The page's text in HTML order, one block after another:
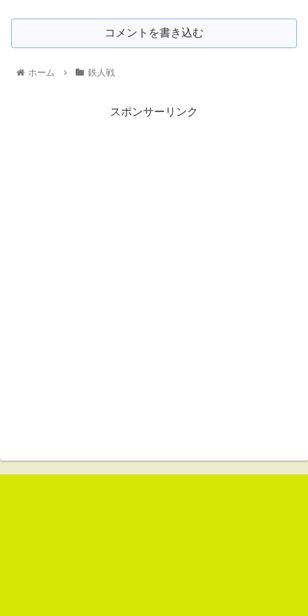
コメントを書き込む
ホーム 鉄人戦
スポンサーリンク